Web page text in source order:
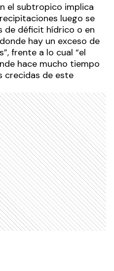
el subtropico implica
luego se
de déficit hídrico o en
hay un exceso de
frente a lo cual “el
hace mucho tiempo
crecidas de este